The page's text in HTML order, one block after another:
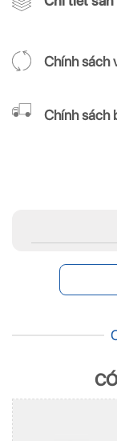
Chính sách
Chính sách